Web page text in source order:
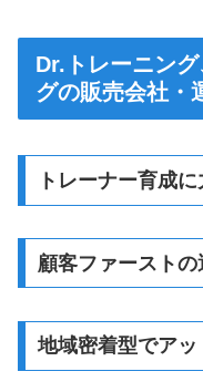
Dr.トレーニン
グの販売会社・
トレーナー育成
顧客ファースト
地域密着型でア